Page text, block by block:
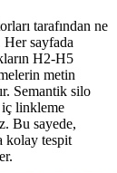
tarafından ne
Her sayfada
H2-H5
metin
Semantik silo
linkleme
Bu sayede,
kolay tespit